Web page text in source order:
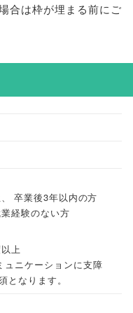
合は枠が埋まる前にご
、
卒業後3年以内の方
経験のない方
上
ニケーションに支障
となります。